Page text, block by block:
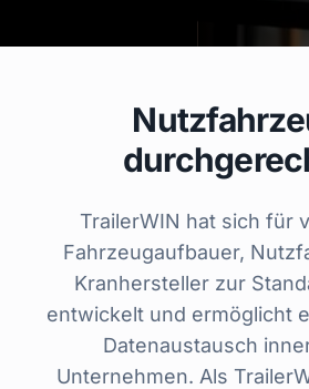
TrailerWIN hat sich für
Fahrzeugaufbauer,
Kranhersteller zur
entwickelt und ermöglicht
Datenaustausch
Unternehmen. Als